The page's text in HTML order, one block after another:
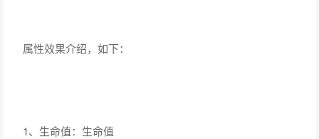
属性效果介绍，如下：
1、生命值：生命值